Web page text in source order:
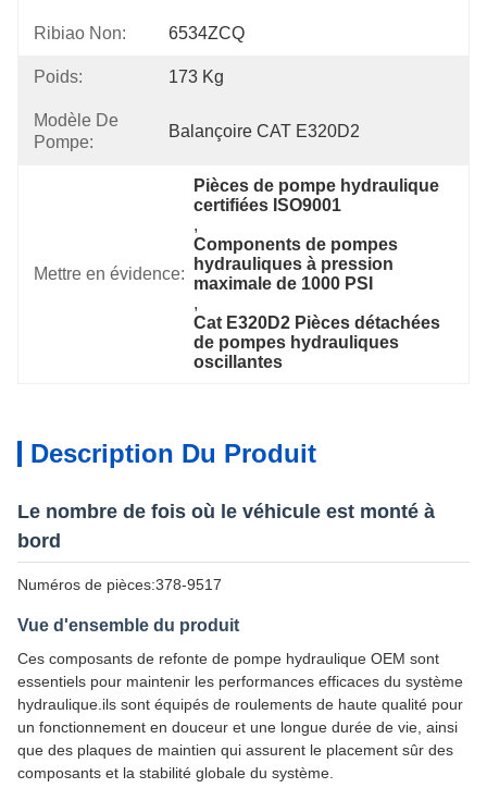
Ribiao Non: 6534ZCQ
Poids: 173 Kg
Modèle De
Pompe:
Balançoire CAT E320D2
Mettre en évidence:
Pièces de pompe hydraulique
certifiées ISO9001
,
Components de pompes
hydrauliques à pression
maximale de 1000 PSI
,
Cat E320D2 Pièces détachées
de pompes hydrauliques
oscillantes
Description Du Produit
Le nombre de fois où le véhicule est monté à
bord
Numéros de pièces:378-9517
Vue d'ensemble du produit
Ces composants de refonte de pompe hydraulique OEM sont
essentiels pour maintenir les performances efficaces du système
hydraulique.ils sont équipés de roulements de haute qualité pour
un fonctionnement en douceur et une longue durée de vie, ainsi
que des plaques de maintien qui assurent le placement sûr des
composants et la stabilité globale du système.